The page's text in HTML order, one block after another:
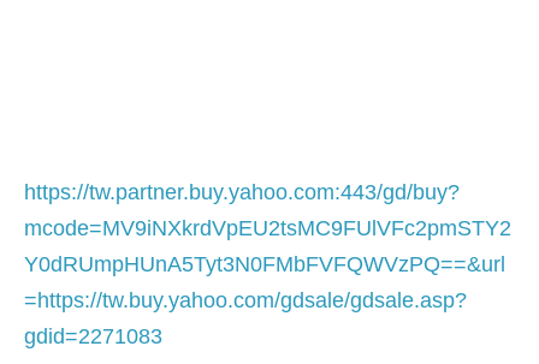
https://tw.partner.buy.yahoo.com:443/gd/buy?
mcode=MV9iNXkrdVpEU2tsMC9FUlVFc2pmSTY2
Y0dRUmpHUnA5Tyt3N0FMbFVFQWVzPQ==&url
=https://tw.buy.yahoo.com/gdsale/gdsale.asp?
gdid=2271083